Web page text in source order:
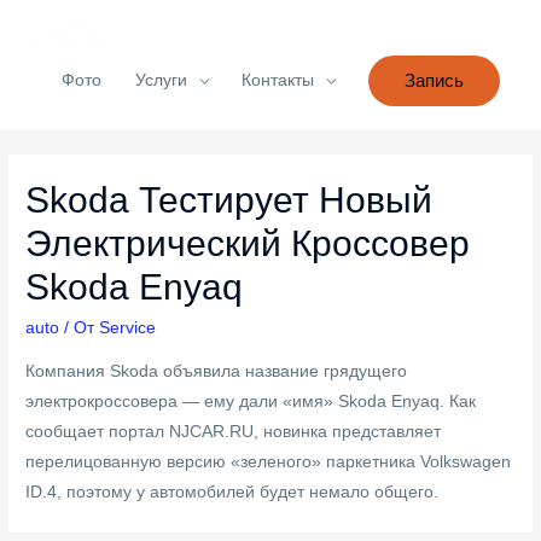
Фото Услуги Контакты Запись
Skoda Тестирует Новый
Электрический Кроссовер
Skoda Enyaq
auto / От Service
Компания Skoda объявила название грядущего
электрокроссовера — ему дали «имя» Skoda Enyaq. Как
сообщает портал NJCAR.RU, новинка представляет
перелицованную версию «зеленого» паркетника Volkswagen
ID.4, поэтому у автомобилей будет немало общего.